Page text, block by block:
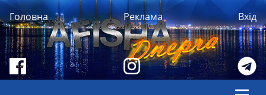
Головна Реклама Вхід